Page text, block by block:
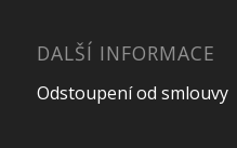
DALŠÍ INFORMACE
Odstoupení od smlouvy